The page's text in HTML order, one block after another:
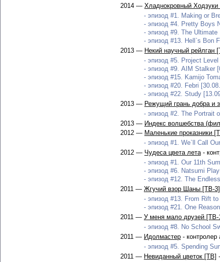
2014 — Хладнокровный
- эпизод #1. Making or
- эпизод #4. Pretty Boys
- эпизод #9. The
- эпизод #13. Hell`s Bon
2013 — Некий научный рейлган
- эпизод #5. Project
- эпизод #9. AIM Stalker
- эпизод #15. Kamijo
- эпизод #20. Febri
- эпизод #22. Study
2013 — Режущий грань добра и
- эпизод #2. The Portrait
2013 — Индекс волшебства
2012 — Маленькие проказники
- эпизод #1. We`ll Call
2012 — Чудеса цвета лета-
- эпизод #1. Our 11th
- эпизод #6. Natsumi
- эпизод #12. The
2011 — Жгучий взор Шаны [ТВ-3]
- эпизод #13. From Rift
- эпизод #21. One
2011 — У меня мало друзей [ТВ-
- эпизод #8. No School
2011 — Идолмастер - контролер
- эпизод #5. Spending
2011 — Невиданный цветок [ТВ]